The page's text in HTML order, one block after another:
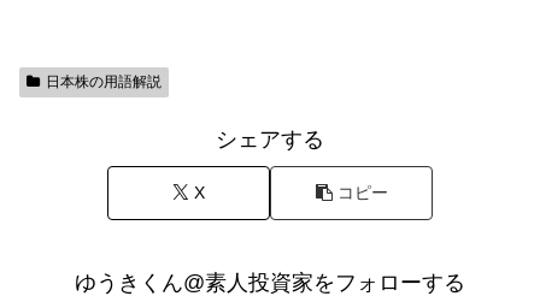
日本株の用語解説
シェアする
X コピー
ゆうきくん@素人投資家をフォローする